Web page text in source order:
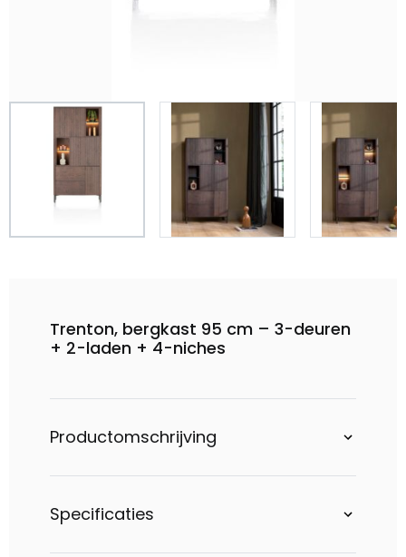
Trenton, bergkast 95 cm – 3-deuren
+ 2-laden + 4-niches
Productomschrijving
Specificaties